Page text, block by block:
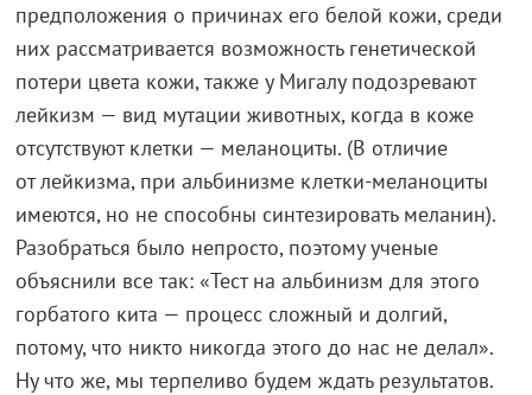
предположения о причинах его белой кожи, среди
них рассматривается возможность генетической
потери цвета кожи, также у Мигалу подозревают
лейкизм — вид мутации животных, когда в коже
отсутствуют клетки — меланоциты. (В отличие
от лейкизма, при альбинизме клетки-меланоциты
имеются, но не способны синтезировать меланин).
Разобраться было непросто, поэтому ученые
объяснили все так: «Тест на альбинизм для этого
горбатого кита — процесс сложный и долгий,
потому, что никто никогда этого до нас не делал».
Ну что же, мы терпеливо будем ждать результатов.